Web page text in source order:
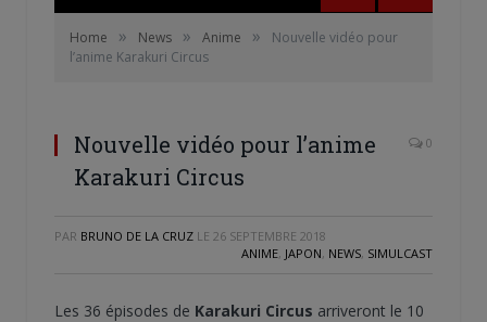
Home » News » Anime »
Nouvelle vidéo pour
l’anime Karakuri Circus
Nouvelle vidéo pour l’anime
Karakuri Circus
0
PAR BRUNO DE LA CRUZ LE 26 SEPTEMBRE 2018
ANIME, JAPON, NEWS, SIMULCAST
Les 36 épisodes de Karakuri Circus arriveront le 10